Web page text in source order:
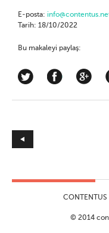
E-posta:
Tarih: 18/10/2022
Bu makaleyi paylaş:
CONTENTUS
© 2014